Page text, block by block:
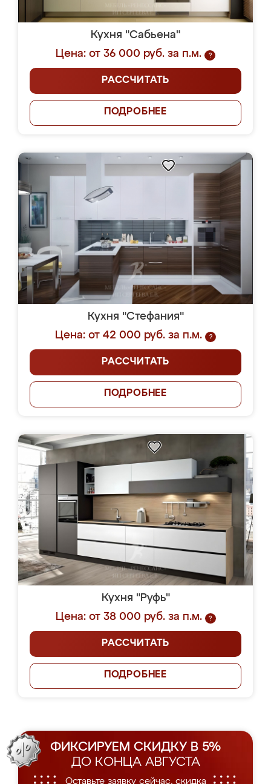
Кухня "Сабьена"
Цена: от 36 000 руб. за п.м.
?
РАССЧИТАТЬ
ПОДРОБНЕЕ
Кухня "Стефания"
Цена: от 42 000 руб. за п.м.
?
РАССЧИТАТЬ
ПОДРОБНЕЕ
Кухня "Руфь"
Цена: от 38 000 руб. за п.м.
?
РАССЧИТАТЬ
ПОДРОБНЕЕ
ФИКСИРУЕМ СКИДКУ В 5%
ДО КОНЦА АВГУСТА
Оставьте заявку сейчас, скидка